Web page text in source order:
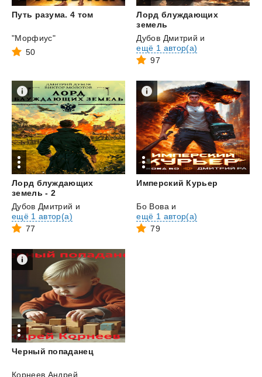
Путь разума. 4 том
"Морфиус"
50
Лорд блуждающих
земель
Дубов Дмитрий и
ещё 1 автор(а)
97
Лорд блуждающих
земель - 2
Дубов Дмитрий и
ещё 1 автор(а)
77
Имперский Курьер
Бо Вова и
ещё 1 автор(а)
79
Черный попаданец
Корнеев Андрей